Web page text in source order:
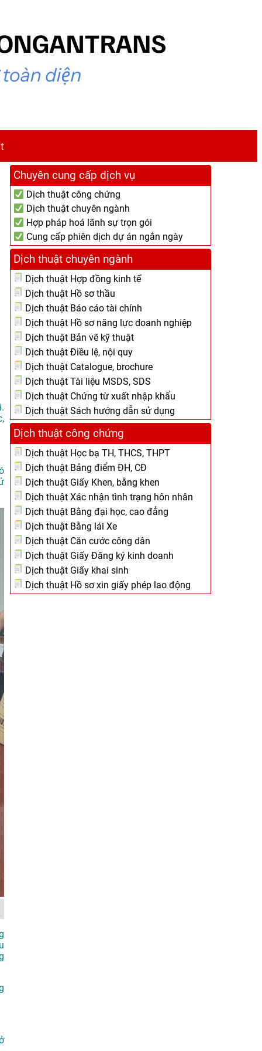
Chuyên cung cấp dịch vụ
Dịch thuật công chứng
Dịch thuật chuyên ngành
Hợp pháp hoá lãnh sự trọn gói
Cung cấp phiên dịch dự án ngắn ngày
Dịch thuật chuyên ngành
Dịch thuật Hợp đồng kinh tế
Dịch thuật Hồ sơ thầu
Dịch thuật Báo cáo tài chính
Dịch thuật Hồ sơ năng lực doanh nghiệp
Dịch thuật Bản vẽ kỹ thuật
Dịch thuật Điều lệ, nội quy
Dịch thuật Catalogue, brochure
Dịch thuật Tài liệu MSDS, SDS
Dịch thuật Chứng từ xuất nhập khẩu
Dịch thuật Sách hướng dẫn sử dụng
Dịch thuật công chứng
Dịch thuật Học bạ TH, THCS, THPT
Dịch thuật Bảng điểm ĐH, CĐ
Dịch thuật Giấy Khen, bằng khen
Dịch thuật Xác nhận tình trạng hôn nhân
Dịch thuật Bằng đại học, cao đẳng
Dịch thuật Bằng lái Xe
Dịch thuật Căn cước công dân
Dịch thuật Giấy Đăng ký kinh doanh
Dịch thuật Giấy khai sinh
Dịch thuật Hồ sơ xin giấy phép lao động